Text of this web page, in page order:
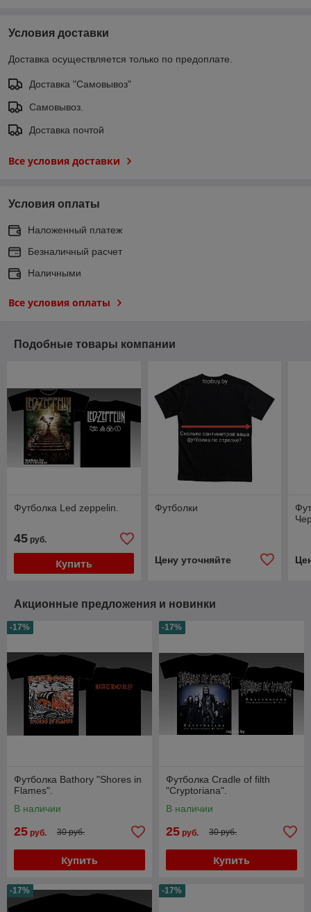
Условия доставки
Доставка осуществляется только по предоплате.
Доставка "Самовывоз"
Самовывоз.
Доставка почтой
Все условия доставки
Условия оплаты
Наложенный платеж
Безналичный расчет
Наличными
Все условия оплаты
Подобные товары компании
Футболка Led zeppelin.
45 руб.
Купить
Футболки
Цену уточняйте
Акционные предложения и новинки
-17%
Футболка Bathory "Shores in
Flames".
В наличии
25 руб. 30 руб.
Купить
-17%
Футболка Cradle of filth
"Cryptoriana".
В наличии
25 руб. 30 руб.
Купить
-17% -17%